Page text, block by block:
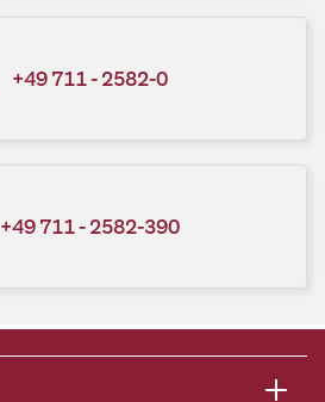
+49 711 - 2582-0
+49 711 - 2582-390